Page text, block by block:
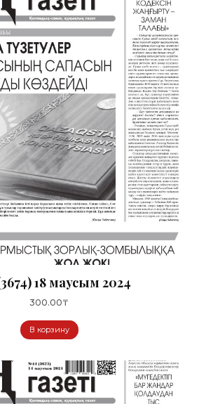
18 маусым 2024
300.00₸
В корзину